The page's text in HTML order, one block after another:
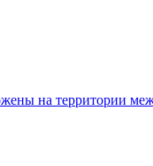
на территории